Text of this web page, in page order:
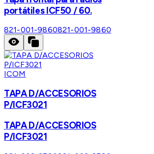
portátiles ICF50 / 60.
821-001-9860821-001-9860
ICOM
TAPA D/ACCESORIOS
P/ICF3021
TAPA D/ACCESORIOS
P/ICF3021